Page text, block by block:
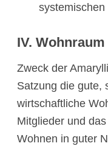
IV.
Zweck der
Satzung die gute,
wirtschaftliche
Mitglieder und
Wohnen in guter